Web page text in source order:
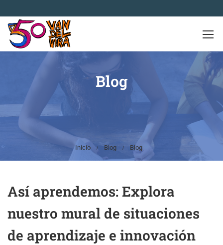
Blog
Inicio Blog Blog
Así aprendemos: Explora
nuestro mural de situaciones
de aprendizaje e innovación